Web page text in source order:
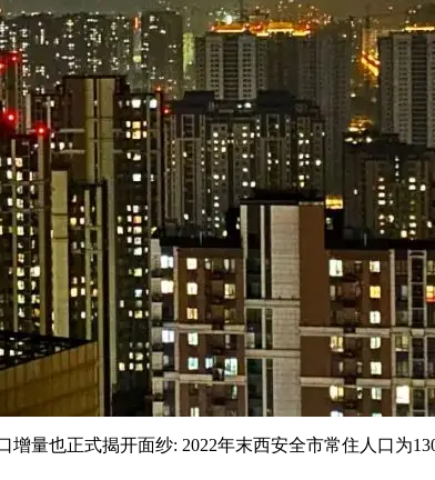
量也正式揭开面纱: 2022年末西安全市常住人口为